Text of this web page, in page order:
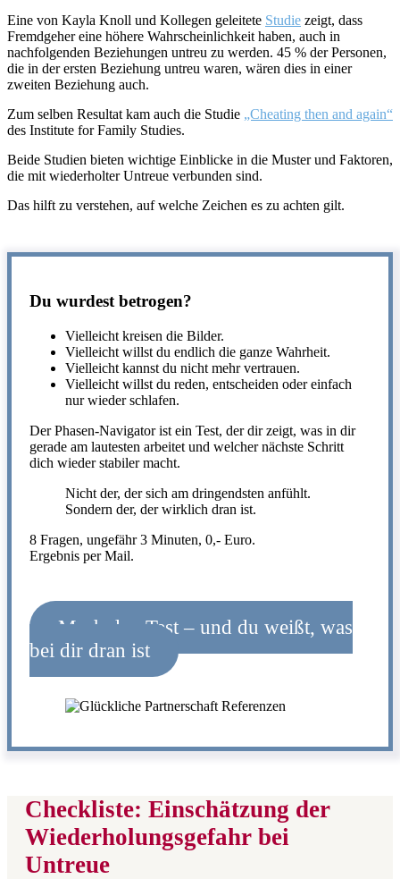
Eine von Kayla Knoll und Kollegen geleitete Studie zeigt, dass
Fremdgeher eine höhere Wahrscheinlichkeit haben, auch in
nachfolgenden Beziehungen untreu zu werden. 45 % der Personen,
die in der ersten Beziehung untreu waren, wären dies in einer
zweiten Beziehung auch.
Zum selben Resultat kam auch die Studie „Cheating then and again“
des Institute for Family Studies.
Beide Studien bieten wichtige Einblicke in die Muster und Faktoren,
die mit wiederholter Untreue verbunden sind.
Das hilft zu verstehen, auf welche Zeichen es zu achten gilt.
Du wurdest betrogen?
Vielleicht kreisen die Bilder.
Vielleicht willst du endlich die ganze Wahrheit.
Vielleicht kannst du nicht mehr vertrauen.
Vielleicht willst du reden, entscheiden oder einfach
nur wieder schlafen.
Der Phasen-Navigator ist ein Test, der dir zeigt, was in dir
gerade am lautesten arbeitet und welcher nächste Schritt
dich wieder stabiler macht.
Nicht der, der sich am dringendsten anfühlt.
Sondern der, der wirklich dran ist.
8 Fragen, ungefähr 3 Minuten, 0,- Euro.
Ergebnis per Mail.
Mach den Test – und du weißt, was
bei dir dran ist
Checkliste: Einschätzung der
Wiederholungsgefahr bei
Untreue